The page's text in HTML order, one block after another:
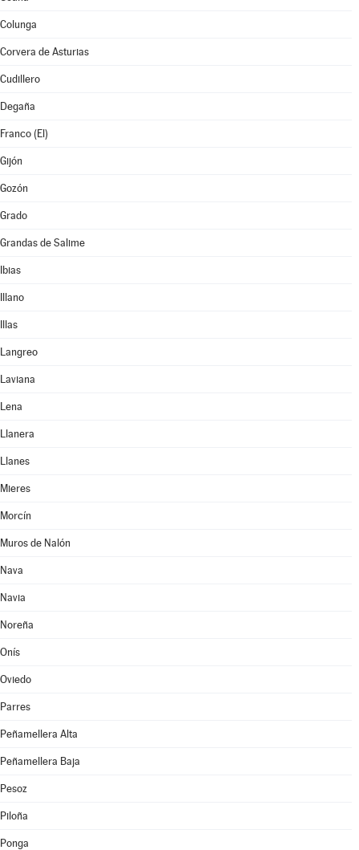
Colunga
Corvera de Asturias
Cudillero
Degaña
Franco (El)
Gijón
Gozón
Grado
Grandas de Salime
Ibias
Illano
Illas
Langreo
Laviana
Lena
Llanera
Llanes
Mieres
Morcín
Muros de Nalón
Nava
Navia
Noreña
Onís
Oviedo
Parres
Peñamellera Alta
Peñamellera Baja
Pesoz
Piloña
Ponga